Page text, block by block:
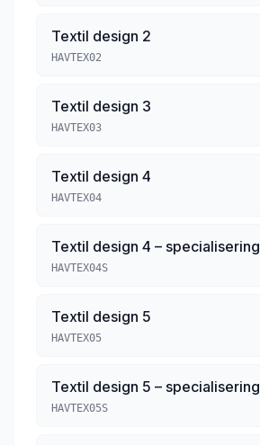
Textil design 2
HAVTEX02
Textil design 3
HAVTEX03
Textil design 4
HAVTEX04
Textil design 4 – specialisering
HAVTEX04S
Textil design 5
HAVTEX05
Textil design 5 – specialisering
HAVTEX05S